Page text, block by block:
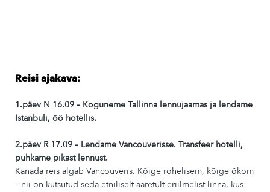
Reisi ajakava:
1.päev N 16.09 – Koguneme Tallinna lennujaamas ja lendame
Istanbuli, öö hotellis.
2.päev R 17.09 – Lendame Vancouverisse. Transfeer hotelli,
puhkame pikast lennust.
Kanada reis algab Vancouveris. Kõige rohelisem, kõige ökom
– nii on kutsutud seda etniliselt ääretult eriilmelist linna, kus